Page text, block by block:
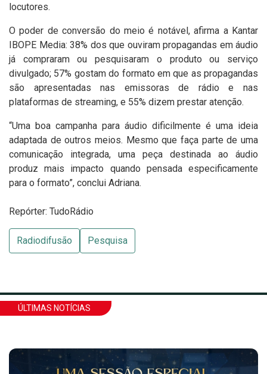
locutores.
O poder de conversão do meio é notável, afirma a Kantar
IBOPE Media: 38% dos que ouviram propagandas em áudio
já compraram ou pesquisaram o produto ou serviço
divulgado; 57% gostam do formato em que as propagandas
são apresentadas nas emissoras de rádio e nas
plataformas de streaming, e 55% dizem prestar atenção.
“Uma boa campanha para áudio dificilmente é uma ideia
adaptada de outros meios. Mesmo que faça parte de uma
comunicação integrada, uma peça destinada ao áudio
produz mais impacto quando pensada especificamente
para o formato”, conclui Adriana.
Repórter: TudoRádio
Radiodifusão Pesquisa
ÚLTIMAS NOTÍCIAS